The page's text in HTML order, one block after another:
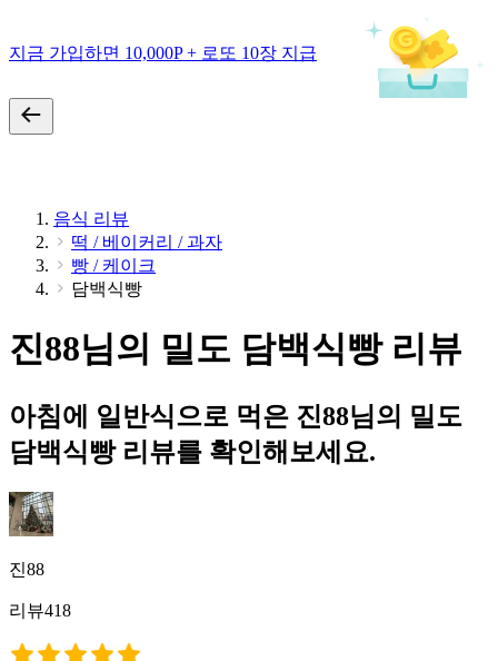
지금 가입하면 10,000P + 로또 10장 지급
음식 리뷰
떡 / 베이커리 / 과자
빵 / 케이크
담백식빵
진88님의 밀도 담백식빵 리뷰
아침에 일반식으로 먹은 진88님의 밀도
담백식빵 리뷰를 확인해보세요.
진88
리뷰418